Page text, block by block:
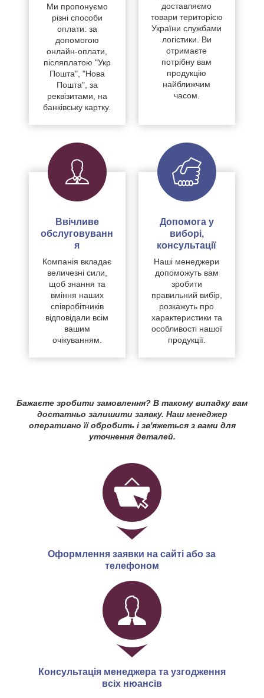
Ми пропонуємо
різні способи
оплати: за
допомогою
онлайн-оплати,
післяплатою "Укр
Пошта", "Нова
Пошта", за
реквізитами, на
банківську картку.
доставляємо
товари територією
України службами
логістики. Ви
отримаєте
потрібну вам
продукцію
найближчим
часом.
Ввічливе
обслуговуванн
я
Компанія вкладає
величезні сили,
щоб знання та
вміння наших
співробітників
відповідали всім
вашим
очікуванням.
Допомога у
виборі,
консультації
Наші менеджери
допоможуть вам
зробити
правильний вибір,
розкажуть про
характеристики та
особливості нашої
продукції.
Бажаєте зробити замовлення? В такому випадку вам
достатньо залишити заявку. Наш менеджер
оперативно її обробить і зв'яжеться з вами для
уточнення деталей.
Оформлення заявки на сайті або за
телефоном
Консультація менеджера та узгодження
всіх нюансів